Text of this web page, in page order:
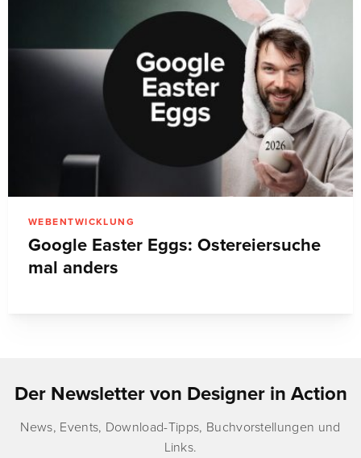
WEBENTWICKLUNG
Google Easter Eggs: Ostereiersuche
mal anders
Der Newsletter von Designer in Action
News, Events, Download-Tipps, Buchvorstellungen und
Links.